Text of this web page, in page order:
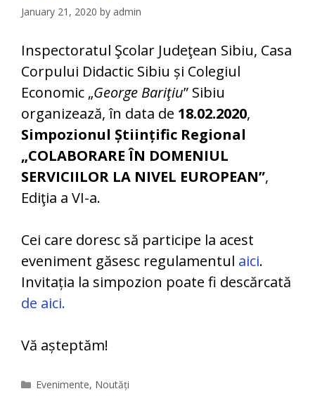
January 21, 2020 by admin
Inspectoratul Şcolar Judeţean Sibiu, Casa
Corpului Didactic Sibiu și Colegiul
Economic „George Bariţiu” Sibiu
organizează, în data de 18.02.2020,
Simpozionul Științific Regional
„COLABORARE ÎN DOMENIUL
SERVICIILOR LA NIVEL EUROPEAN”,
Ediţia a VI-a.
Cei care doresc să participe la acest
eveniment găsesc regulamentul aici.
Invitația la simpozion poate fi descărcată
de aici.
Vă așteptăm!
Categories
Evenimente, Noutăți